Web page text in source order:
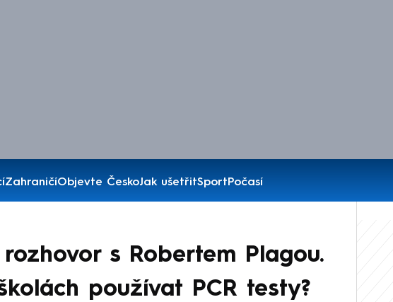
ZahraničíObjevte ČeskoJak ušetřitSportPočasí
s Robertem Plagou.
používat PCR testy?